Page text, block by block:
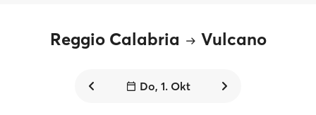
Reggio Calabria Vulcano
Do, 1. Okt